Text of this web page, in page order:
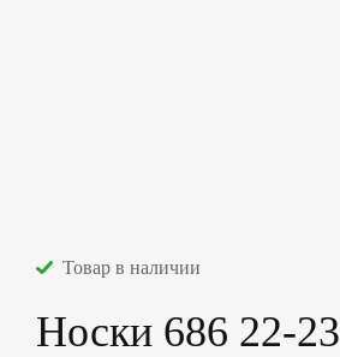
Товар в наличии
Носки 686 22-23